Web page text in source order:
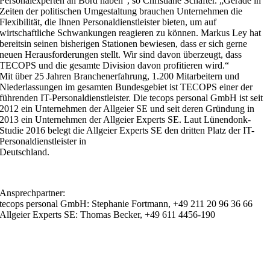
Zeiten der politischen Umgestaltung brauchen Unternehmen die
Flexibilität, die Ihnen Personaldienstleister bieten, um auf
wirtschaftliche Schwankungen reagieren zu können. Markus Ley hat
bereitsin seinen bisherigen Stationen bewiesen, dass er sich gerne
neuen Herausforderungen stellt. Wir sind davon überzeugt, dass
TECOPS und die gesamte Division davon profitieren wird.“
Mit über 25 Jahren Branchenerfahrung, 1.200 Mitarbeitern und
Niederlassungen im gesamten Bundesgebiet ist TECOPS einer der
führenden IT-Personaldienstleister. Die tecops personal GmbH ist seit
2012 ein Unternehmen der Allgeier SE und seit deren Gründung in
2013 ein Unternehmen der Allgeier Experts SE. Laut Lünendonk-
Studie 2016 belegt die Allgeier Experts SE den dritten Platz der IT-
Personaldienstleister in
Deutschland.
Ansprechpartner:
tecops personal GmbH: Stephanie Fortmann, +49 211 20 96 36 66
Allgeier Experts SE: Thomas Becker, +49 611 4456-190